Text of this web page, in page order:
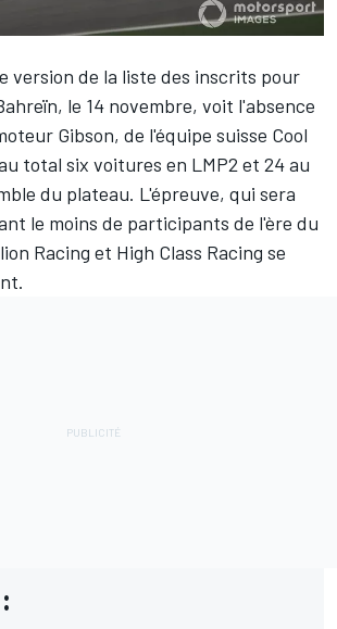
version de la liste des inscrits pour
le 14 novembre, voit l'absence
Gibson, de l'équipe suisse Cool
total six voitures en LMP2 et 24 au
du plateau. L'épreuve, qui sera
le moins de participants de l'ère du
Racing et High Class Racing se